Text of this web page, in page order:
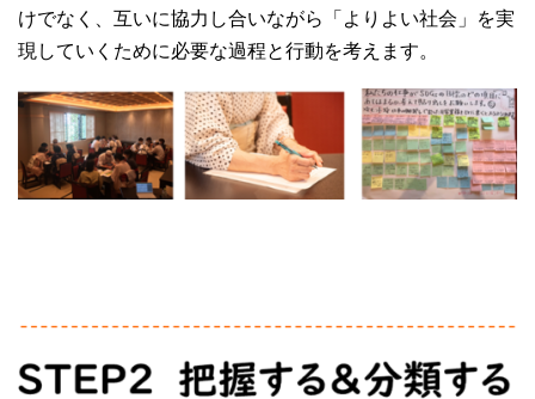
けでなく、互いに協力し合いながら「よりよい社会」を実
現していくために必要な過程と行動を考えます。